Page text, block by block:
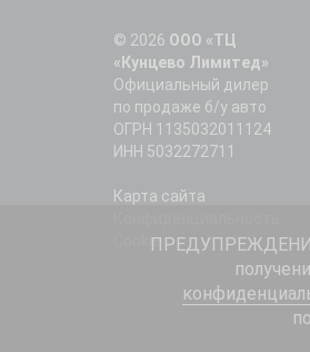
© 2026 ООО «ТЦ
«Кунцево Лимитед»
Официальный дилер
по продаже б/у авто
ОГРН 1135032011124
ИНН 5032272711
Карта сайта
CookieПРЕДУПРЕЖДЕНИЕ: